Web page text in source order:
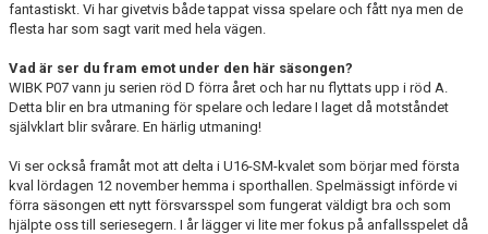
fantastiskt. Vi har givetvis både tappat vissa spelare och fått nya men de
flesta har som sagt varit med hela vägen.
Vad är ser du fram emot under den här säsongen?
WIBK P07 vann ju serien röd D förra året och har nu flyttats upp i röd A.
Detta blir en bra utmaning för spelare och ledare I laget då motståndet
självklart blir svårare. En härlig utmaning!
Vi ser också framåt mot att delta i U16-SM-kvalet som börjar med första
kval lördagen 12 november hemma i sporthallen. Spelmässigt införde vi
förra säsongen ett nytt försvarsspel som fungerat väldigt bra och som
hjälpte oss till seriesegern. I år lägger vi lite mer fokus på anfallsspelet då